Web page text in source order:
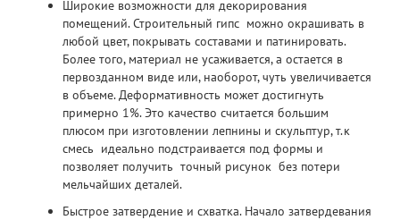
Широкие возможности для декорирования
помещений.Строительный гипс можно окрашивать в
любой цвет, покрывать составами и патинировать.
Более того, материал не усаживается, а остается в
первозданном виде или, наоборот, чуть увеличивается
в объеме. Деформативность может достигнуть
примерно 1%. Это качество считается большим
плюсом при изготовлении лепнины и скульптур, т.к
смесь идеально подстраивается под формы и
позволяет получить точный рисунок без потери
мельчайших деталей.
Быстрое затвердение и схватка. Начало затвердевания